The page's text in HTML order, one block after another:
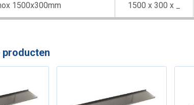
1500x300mm 1500 x 300 x _
producten